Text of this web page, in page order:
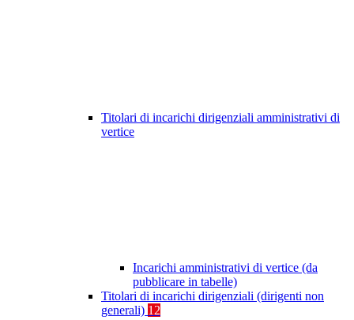
Titolari di incarichi dirigenziali amministrativi di
vertice
Incarichi amministrativi di vertice (da
pubblicare in tabelle)
Titolari di incarichi dirigenziali (dirigenti non
generali) 12